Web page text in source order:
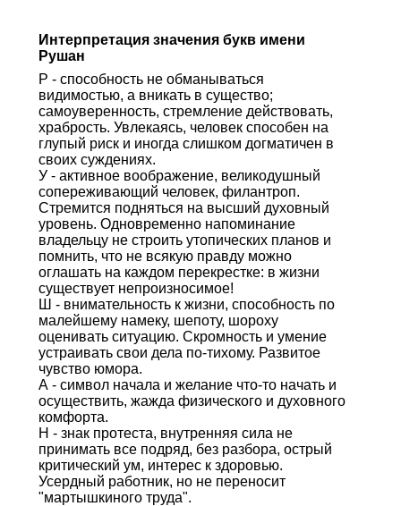
Интерпретация значения букв имени
Рушан
Р - способность не обманываться
видимостью, а вникать в существо;
самоуверенность, стремление действовать,
храбрость. Увлекаясь, человек способен на
глупый риск и иногда слишком догматичен в
своих суждениях.
У - активное воображение, великодушный
сопереживающий человек, филантроп.
Стремится подняться на высший духовный
уровень. Одновременно напоминание
владельцу не строить утопических планов и
помнить, что не всякую правду можно
оглашать на каждом перекрестке: в жизни
существует непроизносимое!
Ш - внимательность к жизни, способность по
малейшему намеку, шепоту, шороху
оценивать ситуацию. Скромность и умение
устраивать свои дела по-тихому. Развитое
чувство юмора.
А - символ начала и желание что-то начать и
осуществить, жажда физического и духовного
комфорта.
Н - знак протеста, внутренняя сила не
принимать все подряд, без разбора, острый
критический ум, интерес к здоровью.
Усердный работник, но не переносит
"мартышкиного труда".